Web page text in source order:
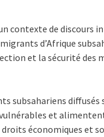
contexte de discours
d’Afrique
et la sécurité des
subsahariens diffusés
et
économiques et